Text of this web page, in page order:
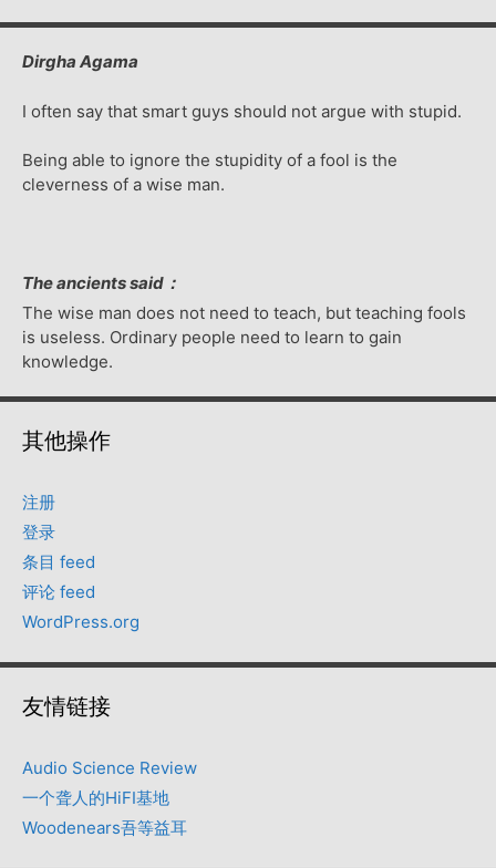
Dirgha Agama
I often say that smart guys should not argue with stupid.
Being able to ignore the stupidity of a fool is the
cleverness of a wise man.
The ancients said：
The wise man does not need to teach, but teaching fools
is useless. Ordinary people need to learn to gain
knowledge.
其他操作
注册
登录
条目 feed
评论 feed
WordPress.org
友情链接
Audio Science Review
一个聋人的HiFI基地
Woodenears吾等益耳